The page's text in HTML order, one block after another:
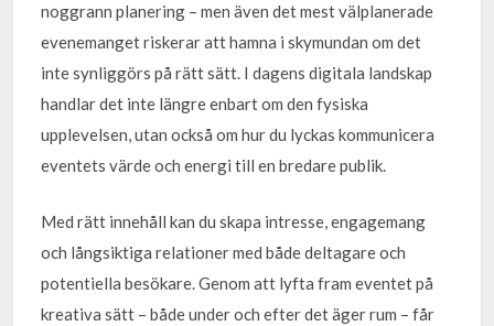
noggrann planering – men även det mest välplanerade
evenemanget riskerar att hamna i skymundan om det
inte synliggörs på rätt sätt. I dagens digitala landskap
handlar det inte längre enbart om den fysiska
upplevelsen, utan också om hur du lyckas kommunicera
eventets värde och energi till en bredare publik.
Med rätt innehåll kan du skapa intresse, engagemang
och långsiktiga relationer med både deltagare och
potentiella besökare. Genom att lyfta fram eventet på
kreativa sätt – både under och efter det äger rum – får